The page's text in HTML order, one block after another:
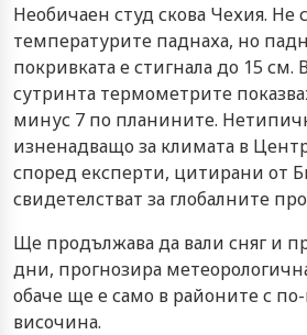
Необичаен студ скова Чехия. Не
температурите паднаха, но
покривката е стигнала до 15 см.
сутринта термометрите
минус 7 по планините.
изненадващо за климата в
според експерти, цитирани от
свидетелстват за глобалните
Ще продължава да вали сняг и
дни, прогнозира
обаче ще е само в районите с
височина.